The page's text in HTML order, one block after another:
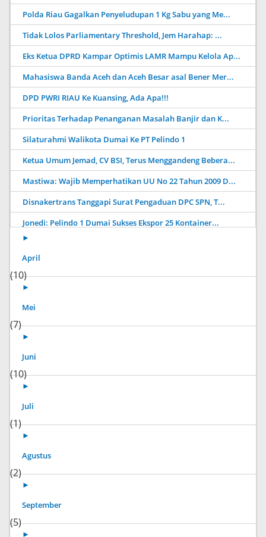
Polda Riau Gagalkan Penyeludupan 1 Kg Sabu yang Me...
Tidak Lolos Parliamentary Threshold, Jem Harahap: ...
Eks Ketua DPRD Kampar Optimis LAMR Mampu Kelola Ap...
Mahasiswa Banda Aceh dan Aceh Besar asal Bener Mer...
DPD PWRI RIAU Ke Kuansing, Ada Apa!!!
Prioritas Terhadap Penanganan Masalah Banjir dan K...
Silaturahmi Walikota Dumai Ke PT Pelindo 1
Ketua Umum Jemad, CV BSI, Terus Menggandeng Bebera...
Mastiwa: Wajib Memperhatikan UU No 22 Tahun 2009 D...
Disnakertrans Tanggapi Surat Pengaduan DPC SPN, T...
Jonedi: Pelindo 1 Dumai Sukses Ekspor 25 Kontainer...
►
April
(10)
►
Mei
(7)
►
Juni
(10)
►
Juli
(1)
►
Agustus
(2)
►
September
(5)
►